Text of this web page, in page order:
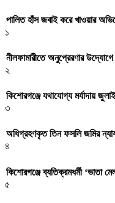
পালিত হাঁস জবাই করে খাওয়ার
১
নীলফামারীতে অনুপ্রেরণার
২
কিশোরগঞ্জে যথাযোগ্য মর্যাদায়
৩
অধিগ্রহণকৃত তিন ফসলি জমির
৪
কিশোরগঞ্জে ব্যতিক্রমধর্মী ‘ভাতা
৫